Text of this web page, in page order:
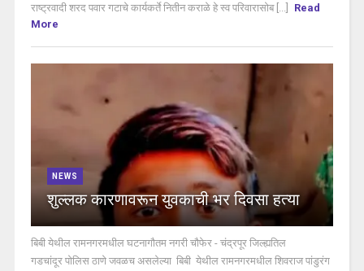
राष्ट्रवादी शरद पवार गटाचे कार्यकर्ते नितीन कराळे हे स्व परिवारासोब [...]
Read
More
NEWS
शुल्लक कारणावरून युवकाची भर दिवसा हत्या
बिबी येथील रामनगरमधील घटनागौतम नगरी चौफेर - चंद्रपूर जिल्ह्यतिल
गडचांदूर पोलिस ठाणे जवळच असलेल्या बिबी येथील रामनगरमधील शिवराज पांडुरंग